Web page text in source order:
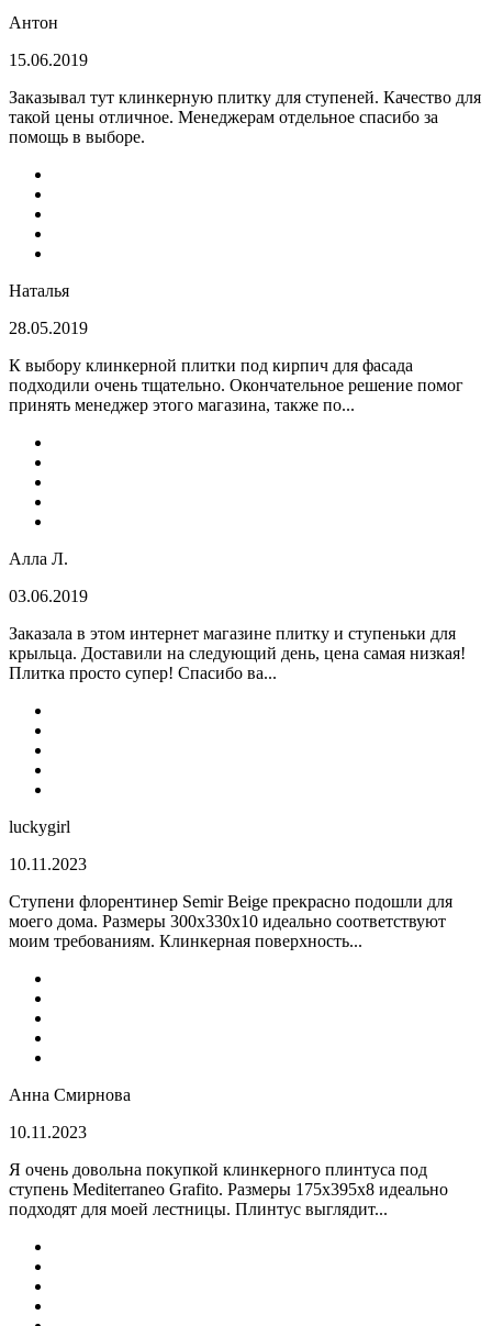
Антон
15.06.2019
Заказывал тут клинкерную плитку для ступеней. Качество для
такой цены отличное. Менеджерам отдельное спасибо за
помощь в выборе.
Наталья
28.05.2019
К выбору клинкерной плитки под кирпич для фасада
подходили очень тщательно. Окончательное решение помог
принять менеджер этого магазина, также по...
Алла Л.
03.06.2019
Заказала в этом интернет магазине плитку и ступеньки для
крыльца. Доставили на следующий день, цена самая низкая!
Плитка просто супер! Спасибо ва...
luckygirl
10.11.2023
Ступени флорентинер Semir Beige прекрасно подошли для
моего дома. Размеры 300х330х10 идеально соответствуют
моим требованиям. Клинкерная поверхность...
Анна Смирнова
10.11.2023
Я очень довольна покупкой клинкерного плинтуса под
ступень Mediterraneo Grafito. Размеры 175х395х8 идеально
подходят для моей лестницы. Плинтус выглядит...